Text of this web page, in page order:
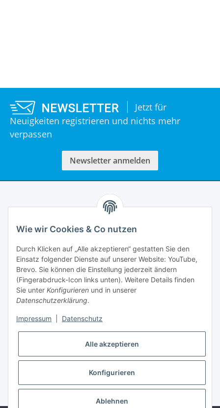
Jetzt für
Neuigkeiten registrieren und nichts mehr
verpassen
Newsletter anmelden
Informationen
Mein Account
Adlerstraße 6
97199 Ochsenfurt
Deutschland
+49 152 22 47 67 54
(Telefonzeit von 16-18Uhr, bitte Kommunikation per E-Mail)
info@mahmoudishop.de
Wie wir Cookies & Co nutzen
Durch Klicken auf „Alle akzeptieren“ gestatten Sie den
Einsatz folgender Dienste auf unserer Website: YouTube,
Brevo. Sie können die Einstellung jederzeit ändern
(Fingerabdruck-Icon links unten). Weitere Details finden
Sie unter Konfigurieren und in unserer
Datenschutzerklärung.
Impressum Datenschutz
Alle akzeptieren
Konfigurieren
Ablehnen